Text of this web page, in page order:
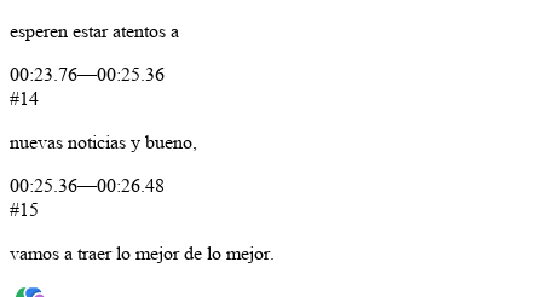
esperen estar atentos a
00:23.76—00:25.36
#14
nuevas noticias y bueno,
00:25.36—00:26.48
#15
vamos a traer lo mejor de lo mejor.